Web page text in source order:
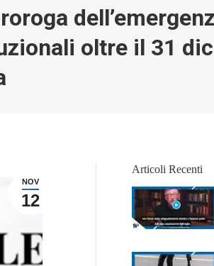
oltre il 31
NOV
12
Articoli Recenti